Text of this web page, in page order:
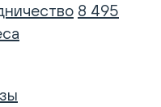
8 495